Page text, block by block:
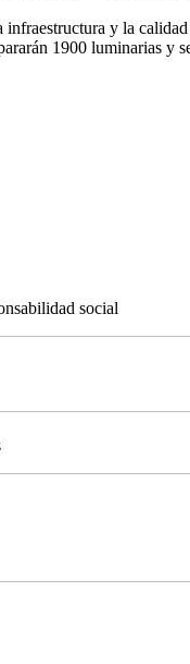
infraestructura y la
1900 luminarias y
social